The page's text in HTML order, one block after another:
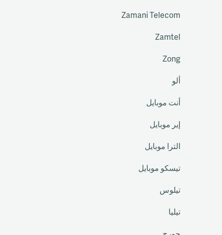
Zamani Telecom
Zamtel
Zong
ألو
أنت موبايل
إير موبايل
الترا موبايل
تيسكو موبايل
تيلوس
تيليا